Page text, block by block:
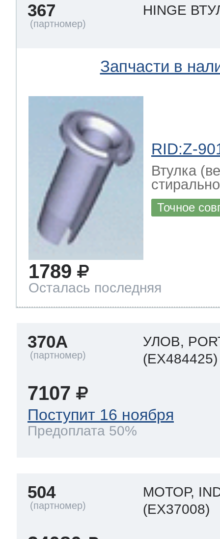
367 HINGE
Запчасти в
RID:Z-
Втулка
Точное
1789
Осталась последняя
370A
УЛОВ,
(EX484425)
7107
Поступит 16 ноября
Предоплата 50%
504
МОТОР,
(EX37008)